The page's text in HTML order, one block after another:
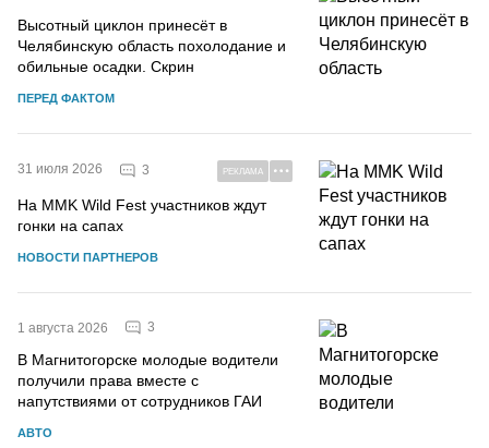
Высотный циклон принесёт в
Челябинскую область похолодание и
обильные осадки. Скрин
ПЕРЕД ФАКТОМ
31 июля 2026 3 РЕКЛАМА
На MMK Wild Fest участников ждут
гонки на сапах
НОВОСТИ ПАРТНЕРОВ
1 августа 2026 3
В Магнитогорске молодые водители
получили права вместе с
напутствиями от сотрудников ГАИ
АВТО